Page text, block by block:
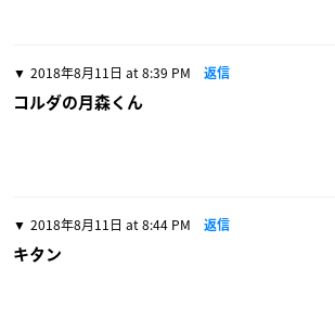
2018年8月11日 at 8:39 PM 返信
コルダの月森くん
2018年8月11日 at 8:44 PM 返信
キタン